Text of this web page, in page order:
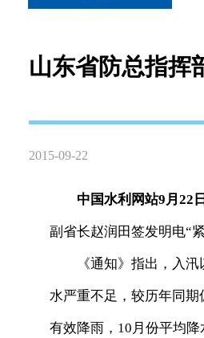
山东省防总指挥
2015-09-22
中国水利网站9月22
副省长赵润田签发明电“
《通知》指出，入汛以
水严重不足，较历年同
有效降雨，10月份平均